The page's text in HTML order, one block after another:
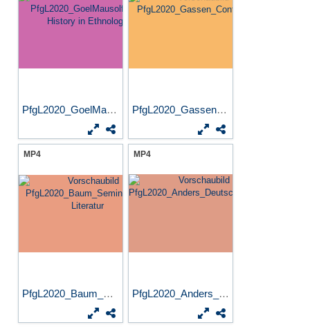
PfgL2020_GoelMausolf_Oral... PfgL2020_Gassen_Controlling
MP4
PfgL2020_Baum_Seminare Dt....
MP4
PfgL2020_Anders_Deutschdida...